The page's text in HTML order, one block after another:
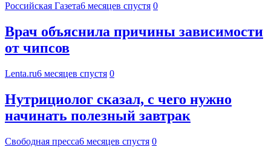
Российская Газета6 месяцев спустя 0
Врач объяснила причины зависимости
от чипсов
Lenta.ru6 месяцев спустя 0
Нутрициолог сказал, с чего нужно
начинать полезный завтрак
Свободная пресса6 месяцев спустя 0